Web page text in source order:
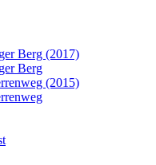
Berg (2017)
Berg
(2015)